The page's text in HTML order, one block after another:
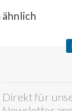
Direkt für